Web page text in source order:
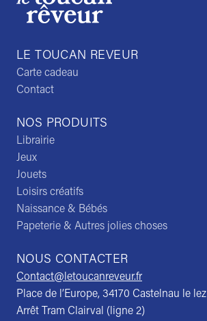
NOS PRODUITS
Librairie
Jeux
Jouets
Loisirs créatifs
Naissance & Bébés
Papeterie & Autres jolies choses
NOUS CONTACTER
Contact@letoucanreveur.fr
Place de l’Europe, 34170 Castelnau le lez
Arrêt Tram Clairval (ligne 2)
LE TOUCAN REVEUR
Carte cadeau
Contact